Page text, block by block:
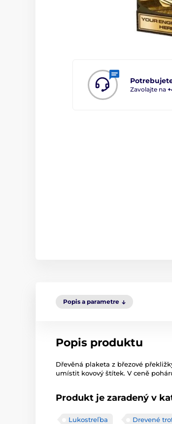
Zavolajte na
Popis a parametre
Popis produktu
Dřevěná plaketa z březové
umístit kovový štítek. V ceně
Produkt je zaradený v
Lukostreľba Drevené